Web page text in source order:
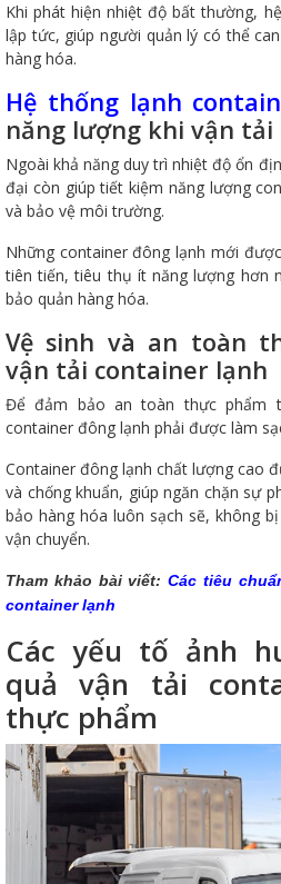
Khi phát hiện nhiệt độ bất thường,
lập tức, giúp người quản lý có thể
hàng hóa.
Hệ thống lạnh
năng lượng khi vận
Ngoài khả năng duy trì nhiệt độ ổn
đại còn giúp tiết kiệm năng lượng
và bảo vệ môi trường.
Những container đông lạnh mới
tiên tiến, tiêu thụ ít năng lượng hơn
bảo quản hàng hóa.
Vệ sinh và an toàn
vận tải container lạnh
Để đảm bảo an toàn thực phẩm
container đông lạnh phải được làm
Container đông lạnh chất lượng cao
và chống khuẩn, giúp ngăn chặn sự
bảo hàng hóa luôn sạch sẽ, không
vận chuyển.
Tham khảo bài viết: Các tiêu
container lạnh
Các yếu tố ảnh
quả vận tải
thực phẩm